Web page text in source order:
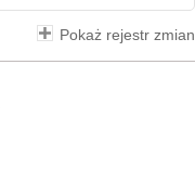
Pokaż rejestr zmian